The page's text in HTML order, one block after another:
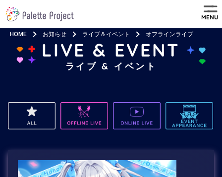
MENU
HOME お知らせ ライブ＆イベント オフラインライブ
LIVE & EVENT
ライブ & イベント